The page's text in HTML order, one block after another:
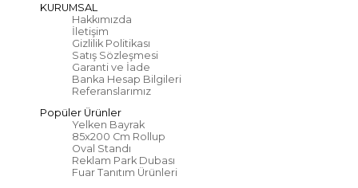
KURUMSAL
Hakkımızda
İletişim
Gizlilik Politikası
Satış Sözleşmesi
Garanti ve İade
Banka Hesap Bilgileri
Referanslarımız
Popüler Ürünler
Yelken Bayrak
85x200 Cm Rollup
Oval Standı
Reklam Park Dubası
Fuar Tanıtım Ürünleri